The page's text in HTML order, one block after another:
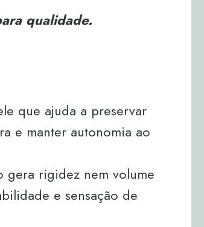
qualidade.
que ajuda a preservar
e manter autonomia ao
rigidez nem volume
e sensação de